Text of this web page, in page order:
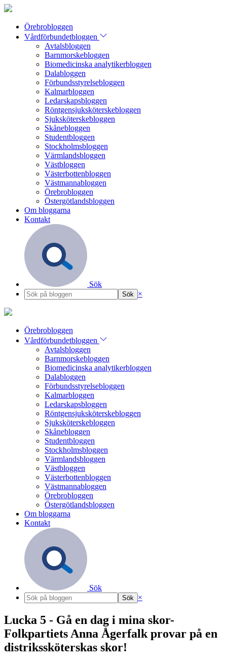
Örebrobloggen
Vårdförbundetbloggen
Avtalsbloggen
Barnmorskebloggen
Biomedicinska analytikerbloggen
Dalabloggen
Förbundsstyrelsebloggen
Kalmarbloggen
Ledarskapsbloggen
Röntgensjuksköterskebloggen
Sjuksköterskebloggen
Skånebloggen
Studentbloggen
Stockholmsbloggen
Värmlandsbloggen
Västbloggen
Västerbottenbloggen
Västmannabloggen
Örebrobloggen
Östergötlandsbloggen
Om bloggarna
Kontakt
Sök
×
Örebrobloggen
Vårdförbundetbloggen
Avtalsbloggen
Barnmorskebloggen
Biomedicinska analytikerbloggen
Dalabloggen
Förbundsstyrelsebloggen
Kalmarbloggen
Ledarskapsbloggen
Röntgensjuksköterskebloggen
Sjuksköterskebloggen
Skånebloggen
Studentbloggen
Stockholmsbloggen
Värmlandsbloggen
Västbloggen
Västerbottenbloggen
Västmannabloggen
Örebrobloggen
Östergötlandsbloggen
Om bloggarna
Kontakt
Sök
×
Lucka 5 - Gå en dag i mina skor-
Folkpartiets Anna Ågerfalk provar på en
distrikssköterskas skor!